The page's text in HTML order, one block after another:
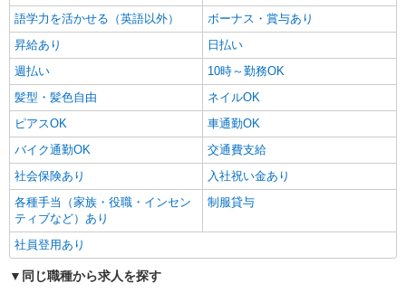
語学力を活かせる（英語以外）
ボーナス・賞与あり
昇給あり
日払い
週払い
10時～勤務OK
髪型・髪色自由
ネイルOK
ピアスOK
車通勤OK
バイク通勤OK
交通費支給
社会保険あり
入社祝い金あり
各種手当（家族・役職・インセン
ティブなど）あり
制服貸与
社員登用あり
同じ職種から求人を探す